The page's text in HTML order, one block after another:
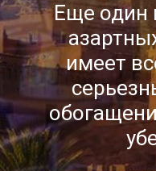
Еще один
имеет